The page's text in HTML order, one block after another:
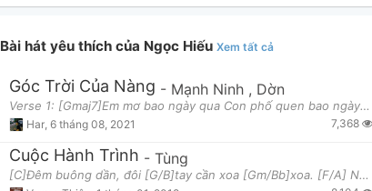
Bài hát yêu thích của Ngọc Hiếu Xem tất cả
Góc Trời Của Nàng - Mạnh Ninh , Dờn
Verse 1: [Gmaj7]Em mơ bao ngày qua Con phố quen bao ngày [Am7]Em mơ một nhành hoa Còn chút son
Har, 6 tháng 08, 2021 7,368
Cuộc Hành Trình - Tùng
[C]Đêm buông dần, đôi [G/B]tay cần xoa [Gm/Bb]xoa. [F/A] Những [C]khung trời đã [G/B]khép rồi. Ch